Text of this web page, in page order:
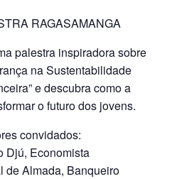
RAGASAMANGA
palestra inspiradora sobre
na Sustentabilidade
e descubra como a
o futuro dos jovens.
convidados:
Djú, Economista
de Almada, Banqueiro